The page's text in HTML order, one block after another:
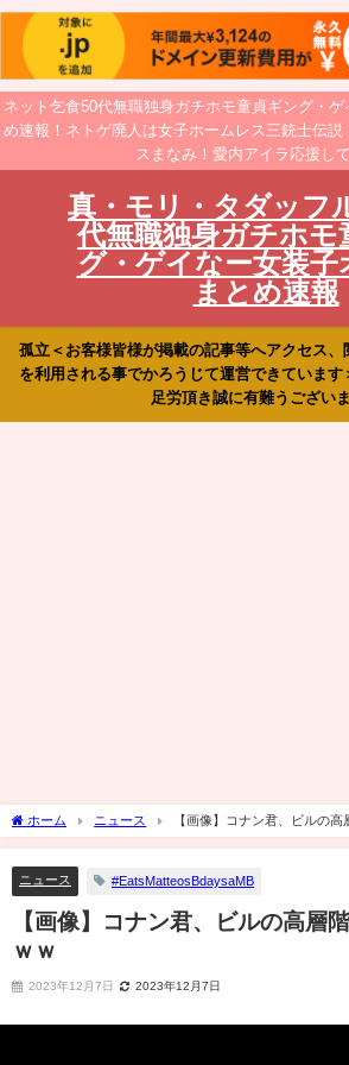
ネット乞食50代無職独身ガチホモ童貞ギング・
め速報！ネトゲ廃人は女子ホームレス三銃士伝説
スまなみ！愛内アイラ応援して
真・モリ・タダッフ
代無職独身ガチホモ
グ・ゲイなー女装子
まとめ速報
孤立＜お客様皆様が掲載の記事等へアクセス、
を利用される事でかろうじて運営できていま
足労頂き誠に有難うございま
ホーム ニュース 【画像】コナン君、ビルの
ニュース #EatsMatteosBdaysaMB
【画像】コナン君、ビルの高層
ｗｗ
2023年12月7日 2023年12月7日